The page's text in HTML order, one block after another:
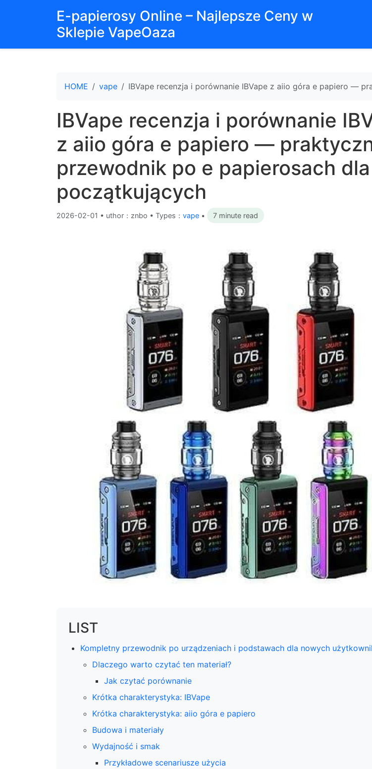
E-papierosy Online – Najlepsze Ceny w
Sklepie VapeOaza
HOME vape IBVape recenzja i porównanie IBVape z aiio góra e papiero —
IBVape recenzja i porównanie
z aiio góra e papiero —
przewodnik po e papierosach dla
początkujących
2026-02-01 • uthor：znbo • Types： vape • 7 minute read
LIST
Kompletny przewodnik po urządzeniach i podstawach dla nowych
Dlaczego warto czytać ten materiał?
Jak czytać porównanie
Krótka charakterystyka: IBVape
Krótka charakterystyka: aiio góra e papiero
Budowa i materiały
Wydajność i smak
Przykładowe scenariusze użycia